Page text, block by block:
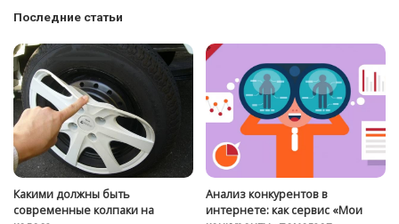
Последние статьи
Какими должны быть
современные колпаки на
Анализ конкурентов в
интернете: как сервис «Мои